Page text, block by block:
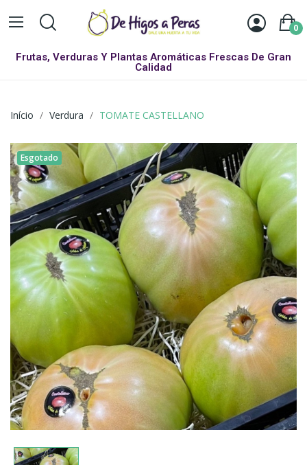
0
Frutas, Verduras Y Plantas Aromáticas Frescas De Gran
Calidad
Início Verdura TOMATE CASTELLANO
Esgotado